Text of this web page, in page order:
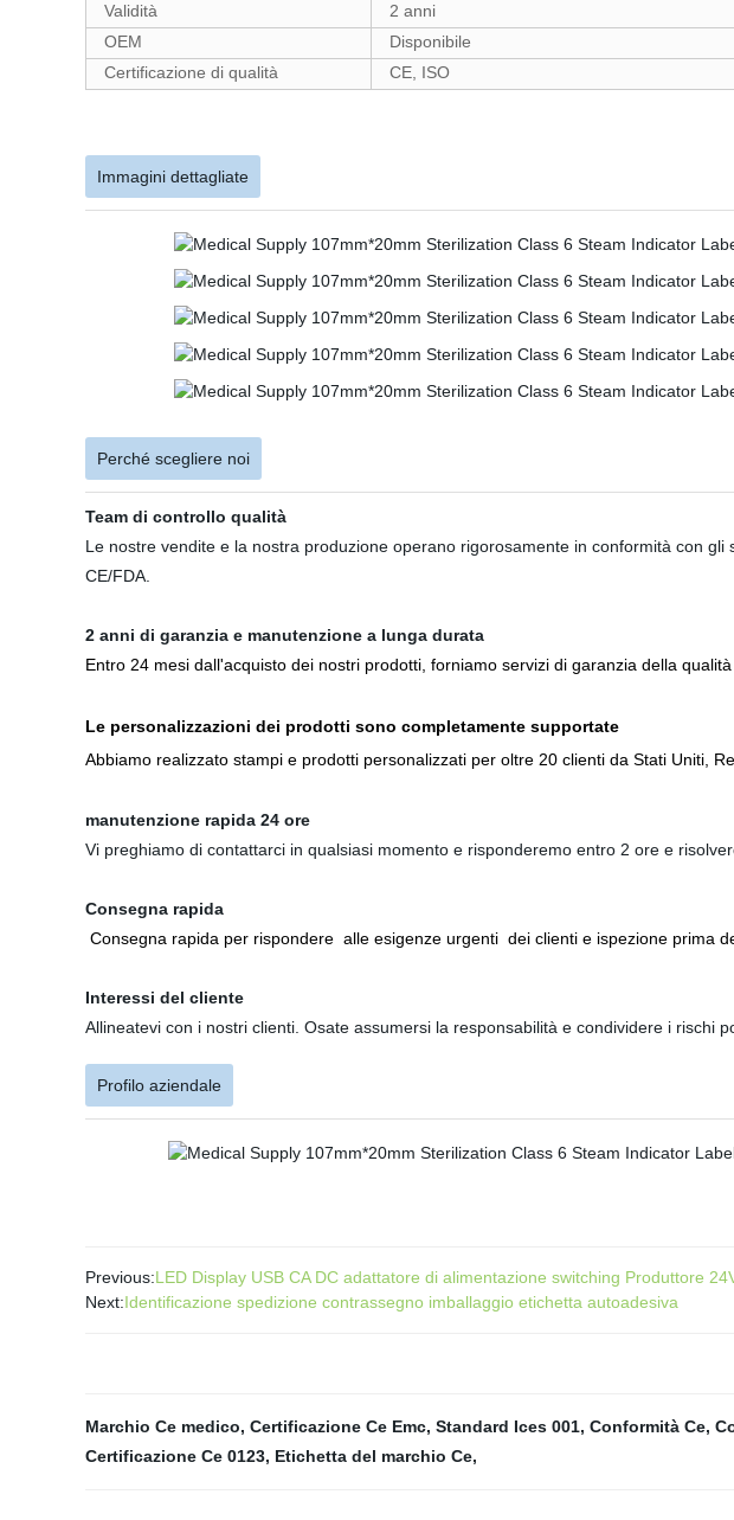
Validità
2 anni
OEM
Disponibile
Certificazione di qualità
CE, ISO
Immagini dettagliate
Perché scegliere noi
Team di controllo qualità
Le nostre vendite e la nostra produzione operano rigorosamente in conformità con
CE/FDA.
2 anni di garanzia e manutenzione a lunga durata
Entro 24 mesi dall'acquisto dei nostri prodotti, forniamo servizi di garanzia della
Le personalizzazioni dei prodotti sono completamente supportate
Abbiamo realizzato stampi e prodotti personalizzati per oltre 20 clienti da Stati Uniti,
manutenzione rapida 24 ore
Vi preghiamo di contattarci in qualsiasi momento e risponderemo entro 2 ore e
Consegna rapida
Consegna rapida per rispondere alle esigenze urgenti dei clienti e ispezione prima
Interessi del cliente
Allineatevi con i nostri clienti. Osate assumersi la responsabilità e condividere i rischi
Profilo aziendale
Previous:LED Display USB CA DC adattatore di alimentazione switching Produttore
Next:Identificazione spedizione contrassegno imballaggio etichetta autoadesiva
Marchio Ce medico, Certificazione Ce Emc, Standard Ices 001, Conformità Ce,
Certificazione Ce 0123, Etichetta del marchio Ce,